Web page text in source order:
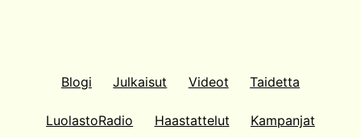
Blogi Julkaisut Videot Taidetta
LuolastoRadio Haastattelut Kampanjat